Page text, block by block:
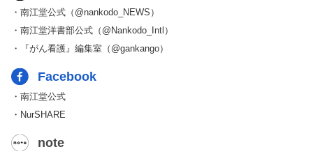
・南江堂公式（@nankodo_NEWS）
・南江堂洋書部公式（@Nankodo_Intl）
・『がん看護』編集室（@gankango）
Facebook
・南江堂公式
・NurSHARE
note